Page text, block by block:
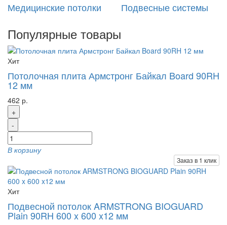
Медицинские потолки Подвесные системы
Популярные товары
Хит
Потолочная плита Армстронг Байкал Board 90RH
12 мм
462 р.
+
-
В корзину
Заказ в 1 клик
Хит
Подвесной потолок ARMSTRONG BIOGUARD
Plain 90RH 600 x 600 x12 мм